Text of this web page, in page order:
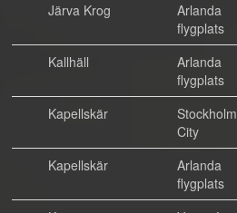
Järva Krog
Arlanda
flygplats
Kallhäll
Arlanda
flygplats
Kapellskär
Stockholm
City
Kapellskär
Arlanda
flygplats